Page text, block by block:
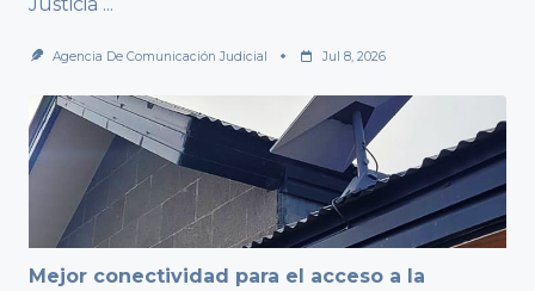
Agencia De Comunicación Judicial Jul 8, 2026
Mejor conectividad para el acceso a la